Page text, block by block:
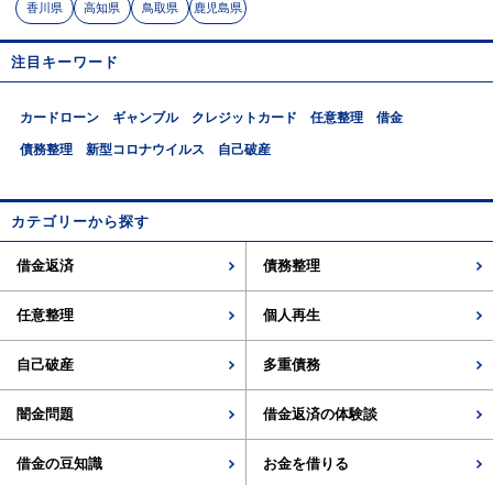
香川県 高知県 鳥取県 鹿児島県
注目キーワード
カードローン ギャンブル クレジットカード 任意整理 借金
債務整理 新型コロナウイルス 自己破産
カテゴリーから探す
借金返済 債務整理
任意整理 個人再生
自己破産 多重債務
闇金問題 借金返済の体験談
借金の豆知識 お金を借りる